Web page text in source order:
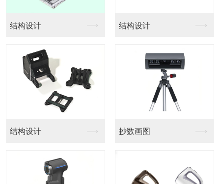
结构设计 结构设计
结构设计 抄数画图